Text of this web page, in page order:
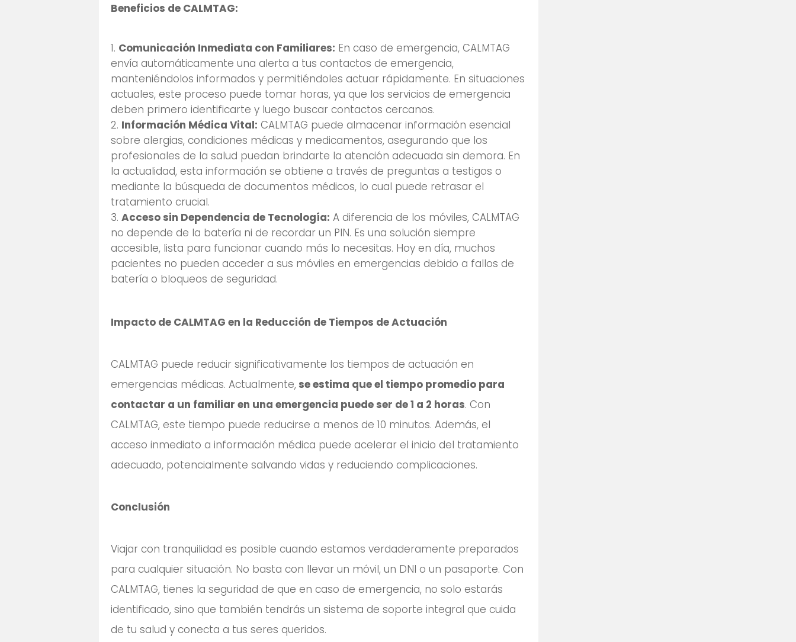
Beneficios de CALMTAG:
Comunicación Inmediata con Familiares: En caso de emergencia, CALMTAG
envía automáticamente una alerta a tus contactos de emergencia,
manteniéndolos informados y permitiéndoles actuar rápidamente. En situaciones
actuales, este proceso puede tomar horas, ya que los servicios de emergencia
deben primero identificarte y luego buscar contactos cercanos.
Información Médica Vital: CALMTAG puede almacenar información esencial
sobre alergias, condiciones médicas y medicamentos, asegurando que los
profesionales de la salud puedan brindarte la atención adecuada sin demora. En
la actualidad, esta información se obtiene a través de preguntas a testigos o
mediante la búsqueda de documentos médicos, lo cual puede retrasar el
tratamiento crucial.
Acceso sin Dependencia de Tecnología: A diferencia de los móviles, CALMTAG
no depende de la batería ni de recordar un PIN. Es una solución siempre
accesible, lista para funcionar cuando más lo necesitas. Hoy en día, muchos
pacientes no pueden acceder a sus móviles en emergencias debido a fallos de
batería o bloqueos de seguridad.
Impacto de CALMTAG en la Reducción de Tiempos de Actuación
CALMTAG puede reducir significativamente los tiempos de actuación en
emergencias médicas. Actualmente,se estima que el tiempo promedio para
contactar a un familiar en una emergencia puede ser de 1 a 2 horas. Con
CALMTAG, este tiempo puede reducirse a menos de 10 minutos. Además, el
acceso inmediato a información médica puede acelerar el inicio del tratamiento
adecuado, potencialmente salvando vidas y reduciendo complicaciones.
Conclusión
Viajar con tranquilidad es posible cuando estamos verdaderamente preparados
para cualquier situación. No basta con llevar un móvil, un DNI o un pasaporte. Con
CALMTAG, tienes la seguridad de que en caso de emergencia, no solo estarás
identificado, sino que también tendrás un sistema de soporte integral que cuida
de tu salud y conecta a tus seres queridos.